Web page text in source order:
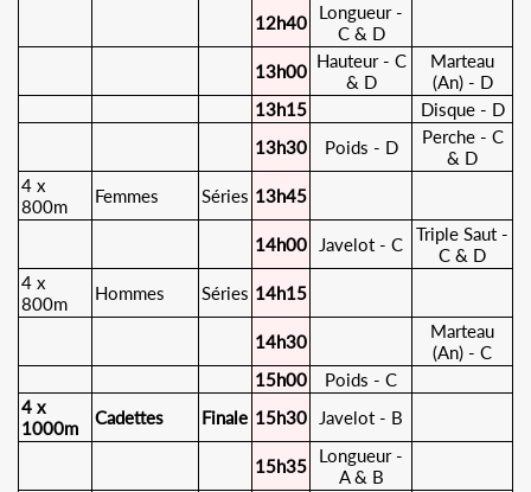
12h40
Longueur -
C & D
13h00 Hauteur - C
& D
Marteau
(An) - D
13h15
Disque - D
13h30
Poids - D
Perche - C
& D
4 x
800m
Femmes Séries 13h45
14h00 Javelot - C
Triple Saut -
C & D
4 x
800m
Hommes Séries 14h15
14h30
Marteau
(An) - C
15h00
Poids - C
4 x
1000m
Cadettes Finale 15h30 Javelot - B
15h35
Longueur -
A & B